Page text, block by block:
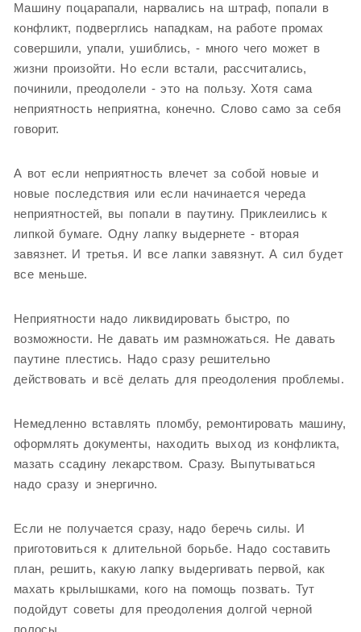
Машину поцарапали, нарвались на штраф, попали в
конфликт, подверглись нападкам, на работе промах
совершили, упали, ушиблись, - много чего может в
жизни произойти. Но если встали, рассчитались,
починили, преодолели - это на пользу. Хотя сама
неприятность неприятна, конечно. Слово само за себя
говорит.
А вот если неприятность влечет за собой новые и
новые последствия или если начинается череда
неприятностей, вы попали в паутину. Приклеились к
липкой бумаге. Одну лапку выдернете - вторая
завязнет. И третья. И все лапки завязнут. А сил будет
все меньше.
Неприятности надо ликвидировать быстро, по
возможности. Не давать им размножаться. Не давать
паутине плестись. Надо сразу решительно
действовать и всё делать для преодоления проблемы.
Немедленно вставлять пломбу, ремонтировать машину,
оформлять документы, находить выход из конфликта,
мазать ссадину лекарством. Сразу. Выпутываться
надо сразу и энергично.
Если не получается сразу, надо беречь силы. И
приготовиться к длительной борьбе. Надо составить
план, решить, какую лапку выдергивать первой, как
махать крылышками, кого на помощь позвать. Тут
подойдут советы для преодоления долгой черной
полосы.